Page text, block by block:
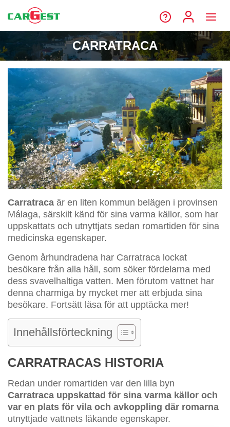
CARRATRACA
Carratraca är en liten kommun belägen i provinsen
Málaga, särskilt känd för sina varma källor, som har
uppskattats och utnyttjats sedan romartiden för sina
medicinska egenskaper.
Genom århundradena har Carratraca lockat
besökare från alla håll, som söker fördelarna med
dess svavelhaltiga vatten. Men förutom vattnet har
denna charmiga by mycket mer att erbjuda sina
besökare. Fortsätt läsa för att upptäcka mer!
Innehållsförteckning
CARRATRACAS HISTORIA
Redan under romartiden var den lilla byn
Carratraca uppskattad för sina varma källor och
var en plats för vila och avkoppling där romarna
utnyttjade vattnets läkande egenskaper.